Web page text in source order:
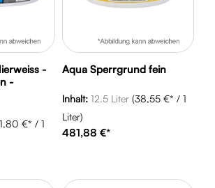
-
-
€* / 1
Aqua Sperrgrund fein
Inhalt: 12.5 Liter (38,55 €* / 1
Liter)
481,88 €*